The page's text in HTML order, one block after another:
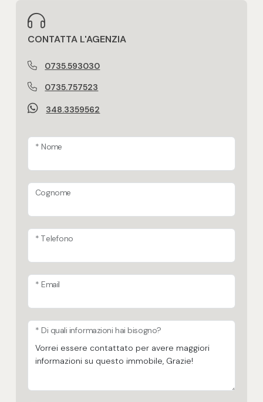
Si valutano permute
Tipologia di proprietà
Aria condizionata
CONTATTA L'AGENZIA
0735.593030
0735.757523
348.3359562
* Nome
Cognome
* Telefono
* Email
* Di quali informazioni hai bisogno?